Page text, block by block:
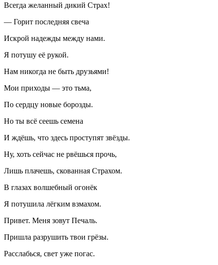
Всегда желанный дикий Страх!
— Горит последняя свеча
Искрой надежды между нами.
Я потушу её рукой.
Нам никогда не быть друзьями!
Мои приходы — это тьма,
По сердцу новые борозды.
Но ты всё сеешь семена
И ждёшь, что здесь проступят звёзды.
Ну, хоть сейчас не рвёшься прочь,
Лишь плачешь, скованная Страхом.
В глазах волшебный огонёк
Я потушила лёгким взмахом.
Привет. Меня зовут Печаль.
Пришла разрушить твои грёзы.
Расслабься, свет уже погас.